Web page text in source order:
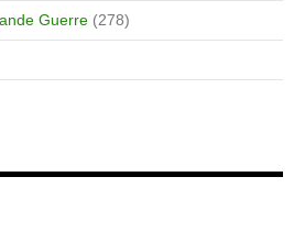
Guerre (278)